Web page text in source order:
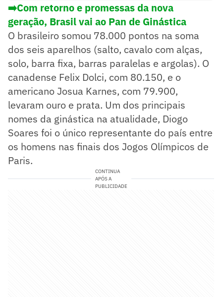
➡️Com retorno e promessas da nova
geração, Brasil vai ao Pan de Ginástica
O brasileiro somou 78.000 pontos na soma
dos seis aparelhos (salto, cavalo com alças,
solo, barra fixa, barras paralelas e argolas). O
canadense Felix Dolci, com 80.150, e o
americano Josua Karnes, com 79.900,
levaram ouro e prata. Um dos principais
nomes da ginástica na atualidade, Diogo
Soares foi o único representante do país entre
os homens nas finais dos Jogos Olímpicos de
Paris.
CONTINUA
APÓS A
PUBLICIDADE